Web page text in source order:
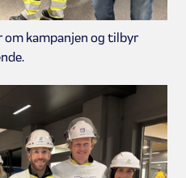
kampanjen og tilbyr